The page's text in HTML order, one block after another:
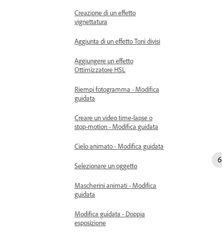
Creazione di un effetto
vignettatura
Aggiunta di un effetto Toni divisi
Aggiungere un effetto
Ottimizzatore HSL
Riempi fotogramma - Modifica
guidata
Creare un video time-lapse o
stop-motion - Modifica guidata
Cielo animato - Modifica guidata
Selezionare un oggetto
Mascherini animati - Modifica
guidata
Modifica guidata - Doppia
esposizione